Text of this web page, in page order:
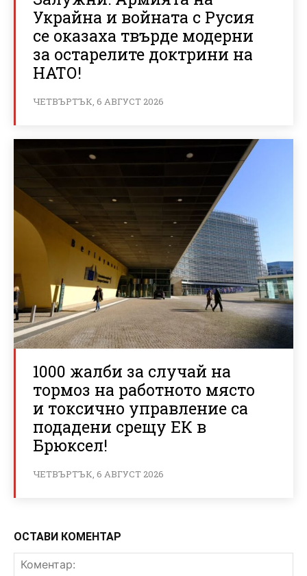
Украйна и войната с Русия
се оказаха твърде модерни
за остарелите доктрини на
НАТО!
ЧЕТВЪРТЪК, 6 АВГУСТ 2026
1000 жалби за случай на
тормоз на работното място
и токсично управление са
подадени срещу ЕК в
Брюксел!
ЧЕТВЪРТЪК, 6 АВГУСТ 2026
ОСТАВИ КОМЕНТАР